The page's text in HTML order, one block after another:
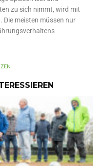
zu sich nimmt, wird mit
meisten müssen nur